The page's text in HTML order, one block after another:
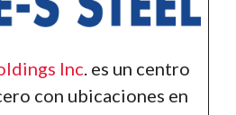
Inc . es un centro
con ubicaciones en